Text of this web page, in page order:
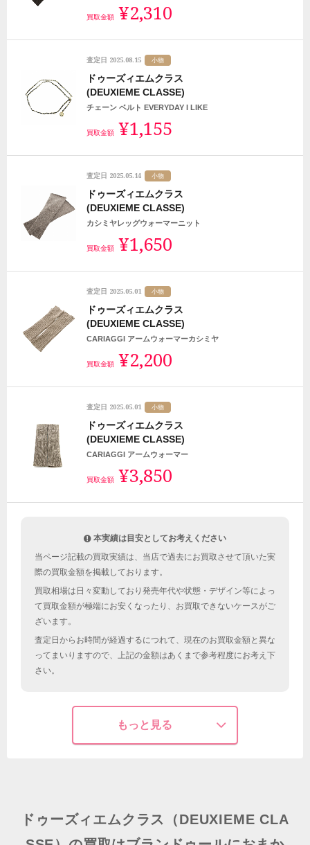
買取金額 ¥2,310
査定日 2025.08.15 小物
ドゥーズィエムクラス
(DEUXIEME CLASSE)
チェーン ベルト EVERYDAY I LIKE
買取金額 ¥1,155
査定日 2025.05.14 小物
ドゥーズィエムクラス
(DEUXIEME CLASSE)
カシミヤレッグウォーマーニット
買取金額 ¥1,650
査定日 2025.05.01 小物
ドゥーズィエムクラス
(DEUXIEME CLASSE)
CARIAGGI アームウォーマーカシミヤ
買取金額 ¥2,200
査定日 2025.05.01 小物
ドゥーズィエムクラス
(DEUXIEME CLASSE)
CARIAGGI アームウォーマー
買取金額 ¥3,850
本実績は目安としてお考えください
当ページ記載の買取実績は、当店で過去にお買取させて頂いた実
際の買取金額を掲載しております。
買取相場は日々変動しており発売年代や状態・デザイン等によっ
て買取金額が極端にお安くなったり、お買取できないケースがご
ざいます。
査定日からお時間が経過するにつれて、現在のお買取金額と異な
ってまいりますので、上記の金額はあくまで参考程度にお考え下
さい。
もっと見る
ドゥーズィエムクラス（DEUXIEME CLA